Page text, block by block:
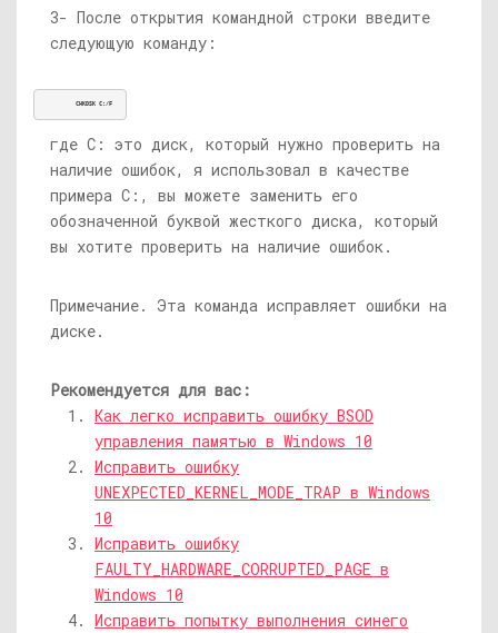
3- После открытия командной строки введите
следующую команду:
CHKDSK C:/F
где C: это диск, который нужно проверить на
наличие ошибок, я использовал в качестве
примера C:, вы можете заменить его
обозначенной буквой жесткого диска, который
вы хотите проверить на наличие ошибок.
Примечание. Эта команда исправляет ошибки на
диске.
Рекомендуется для вас:
Как легко исправить ошибку BSOD
управления памятью в Windows 10
Исправить ошибку
UNEXPECTED_KERNEL_MODE_TRAP в Windows
10
Исправить ошибку
FAULTY_HARDWARE_CORRUPTED_PAGE в
Windows 10
Исправить попытку выполнения синего